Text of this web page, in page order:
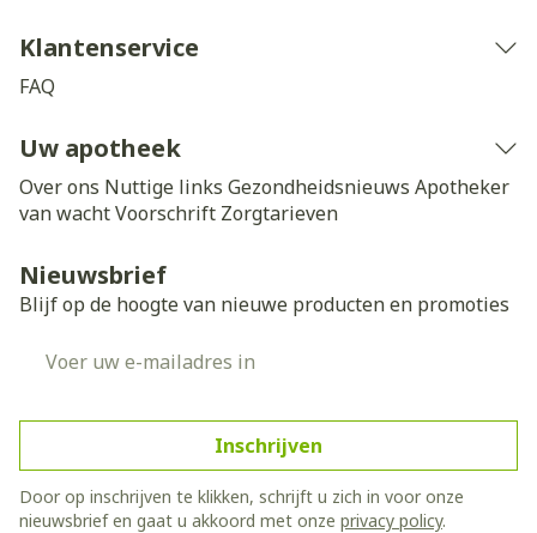
Klantenservice
FAQ
Uw apotheek
Over ons Nuttige links Gezondheidsnieuws Apotheker
van wachtVoorschrift Zorgtarieven
Nieuwsbrief
Blijf op de hoogte van nieuwe producten en promoties
Inschrijven
Door op inschrijven te klikken, schrijft u zich in voor onze
nieuwsbrief en gaat u akkoord met onze privacy policy.